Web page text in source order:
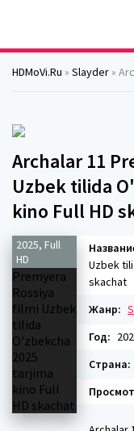
HDMoVi.Ru » Slayder »
Archalar 11
Uzbek tilida
kino Full HD
2025, Full
HD
Uzbek
skachat
Жанр:
Год:
Страна: